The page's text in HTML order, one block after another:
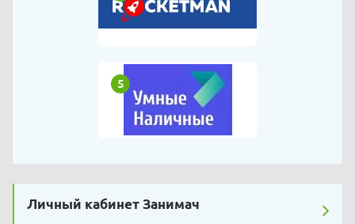
5
Личный кабинет Занимач